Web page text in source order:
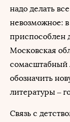
надо делать
невозможное:
приспособлен
Московская
сомасштабный
обозначить
литературы –
Связь с